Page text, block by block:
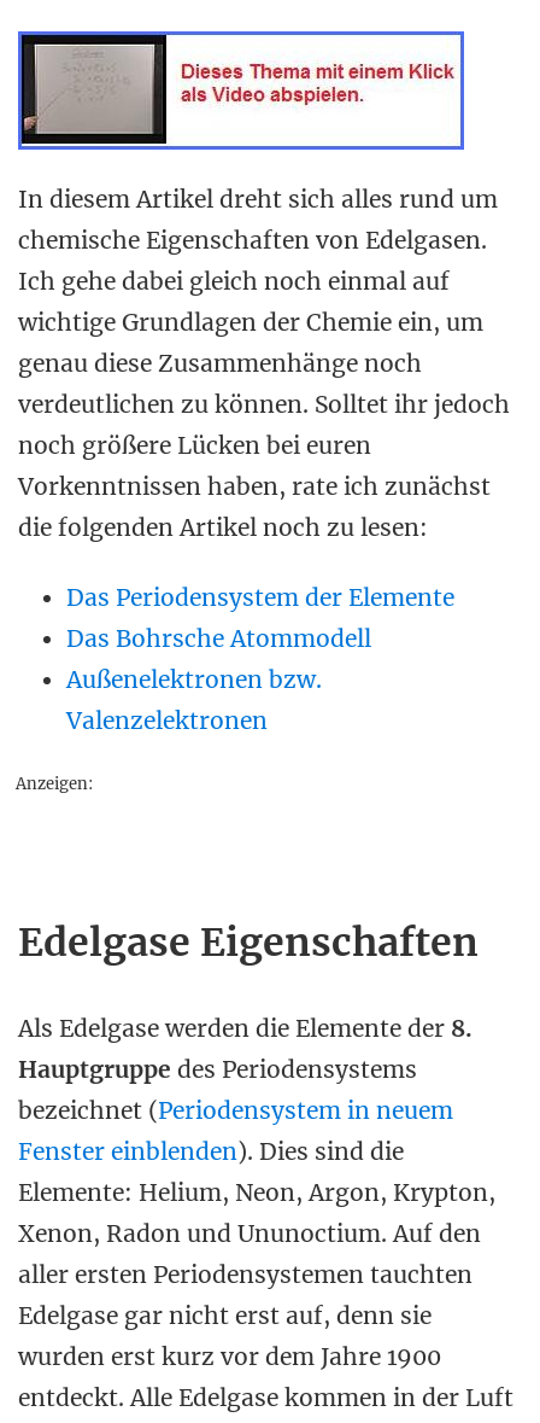
In diesem Artikel dreht sich alles rund um
chemische Eigenschaften von Edelgasen.
Ich gehe dabei gleich noch einmal auf
wichtige Grundlagen der Chemie ein, um
genau diese Zusammenhänge noch
verdeutlichen zu können. Solltet ihr jedoch
noch größere Lücken bei euren
Vorkenntnissen haben, rate ich zunächst
die folgenden Artikel noch zu lesen:
Das Periodensystem der Elemente
Das Bohrsche Atommodell
Außenelektronen bzw.
Valenzelektronen
Anzeigen:
Edelgase Eigenschaften
Als Edelgase werden die Elemente der 8.
Hauptgruppe des Periodensystems
bezeichnet (Periodensystem in neuem
Fenster einblenden). Dies sind die
Elemente: Helium, Neon, Argon, Krypton,
Xenon, Radon und Ununoctium. Auf den
aller ersten Periodensystemen tauchten
Edelgase gar nicht erst auf, denn sie
wurden erst kurz vor dem Jahre 1900
entdeckt. Alle Edelgase kommen in der Luft